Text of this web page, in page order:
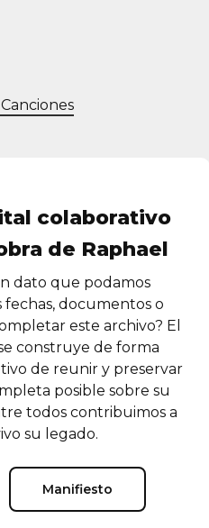
colaborativo
de Raphael
dato que podamos
fechas, documentos o
este archivo? El
construye de forma
de reunir y preservar
posible sobre su
todos contribuimos a
su legado.
Manifiesto